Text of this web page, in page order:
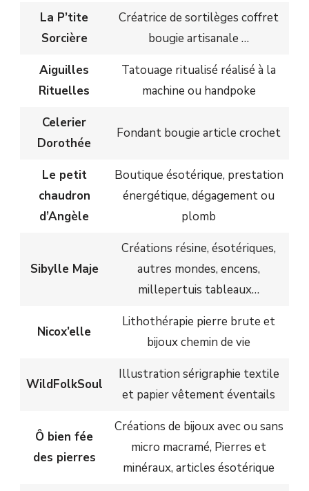
La P’tite
Sorcière
Créatrice de sortilèges coffret
bougie artisanale …
Aiguilles
Rituelles
Tatouage ritualisé réalisé à la
machine ou handpoke
Celerier
Dorothée
Fondant bougie article crochet
Le petit
chaudron
d’Angèle
Boutique ésotérique, prestation
énergétique, dégagement ou
plomb
Sibylle Maje
Créations résine, ésotériques,
autres mondes, encens,
millepertuis tableaux…
Nicox’elle
Lithothérapie pierre brute et
bijoux chemin de vie
WildFolkSoul
Illustration sérigraphie textile
et papier vêtement éventails
Ô bien fée
des pierres
Créations de bijoux avec ou sans
micro macramé, Pierres et
minéraux, articles ésotérique